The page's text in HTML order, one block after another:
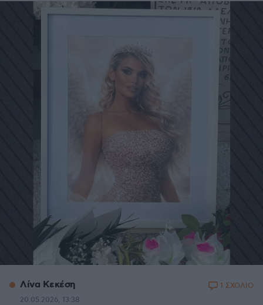
Λίνα Κεκέση
20.05.2026, 13:38
1 ΣΧΟΛΙΟ